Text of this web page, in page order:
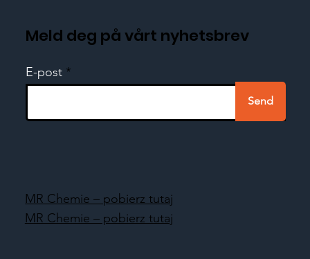
Meld deg på vårt nyhetsbrev
E-post
Send
MR Chemie – pobierz tutaj
MR Chemie – pobierz tutaj